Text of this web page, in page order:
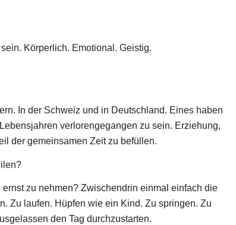
Körperlich. Emotional. Geistig.
In der Schweiz und in Deutschland. Eines haben
verlorengegangen zu sein. Erziehung,
der gemeinsamen Zeit zu befüllen.
zu nehmen? Zwischendrin einmal einfach die
Zu laufen. Hüpfen wie ein Kind. Zu springen. Zu
den Tag durchzustarten.